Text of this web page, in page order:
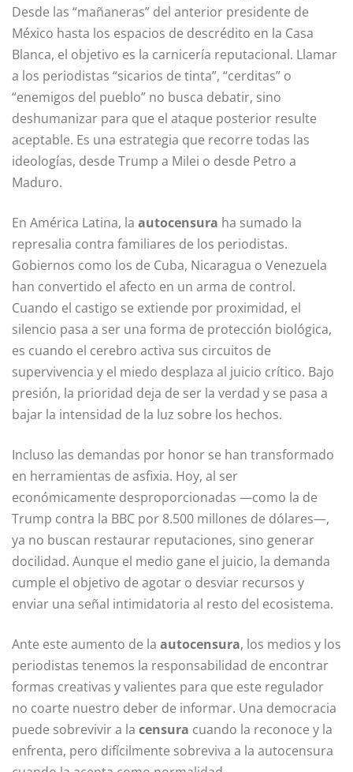
Desde las “mañaneras” del anterior presidente de
México hasta los espacios de descrédito en la Casa
Blanca, el objetivo es la carnicería reputacional. Llamar
a los periodistas “sicarios de tinta”, “cerditas” o
“enemigos del pueblo” no busca debatir, sino
deshumanizar para que el ataque posterior resulte
aceptable. Es una estrategia que recorre todas las
ideologías, desde Trump a Milei o desde Petro a
Maduro.
En América Latina, la autocensura ha sumado la
represalia contra familiares de los periodistas.
Gobiernos como los de Cuba, Nicaragua o Venezuela
han convertido el afecto en un arma de control.
Cuando el castigo se extiende por proximidad, el
silencio pasa a ser una forma de protección biológica,
es cuando el cerebro activa sus circuitos de
supervivencia y el miedo desplaza al juicio crítico. Bajo
presión, la prioridad deja de ser la verdad y se pasa a
bajar la intensidad de la luz sobre los hechos.
Incluso las demandas por honor se han transformado
en herramientas de asfixia. Hoy, al ser
económicamente desproporcionadas —como la de
Trump contra la BBC por 8.500 millones de dólares—,
ya no buscan restaurar reputaciones, sino generar
docilidad. Aunque el medio gane el juicio, la demanda
cumple el objetivo de agotar o desviar recursos y
enviar una señal intimidatoria al resto del ecosistema.
Ante este aumento de la autocensura, los medios y los
periodistas tenemos la responsabilidad de encontrar
formas creativas y valientes para que este regulador
no coarte nuestro deber de informar. Una democracia
puede sobrevivir a la censura cuando la reconoce y la
enfrenta, pero difícilmente sobreviva a la autocensura